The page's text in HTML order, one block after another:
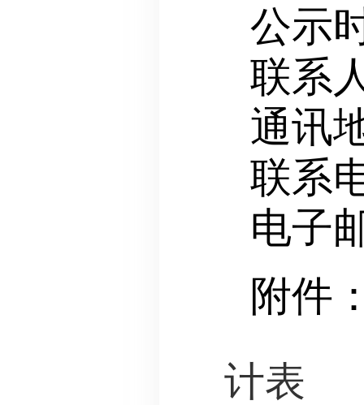
公示
联系
通讯
联系
电子
附件
计表